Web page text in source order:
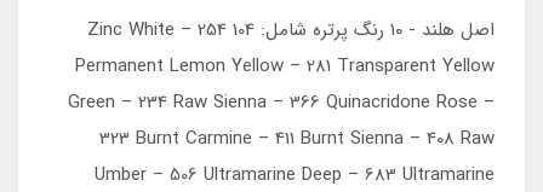
اصل هلند - ۱۰ رنگ پرتره شامل: 104 Zinc White – 254
Permanent Lemon Yellow – 281 Transparent Yellow
Green – 234 Raw Sienna – 366 Quinacridone Rose –
323 Burnt Carmine – 411 Burnt Sienna – 408 Raw
Umber – 506 Ultramarine Deep – 683 Ultramarine